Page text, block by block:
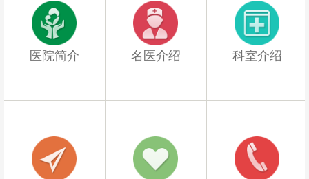
医院简介 名医介绍 科室介绍